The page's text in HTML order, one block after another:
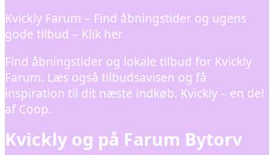
Kvickly Farum – Find åbningstider og ugens
gode tilbud – Klik her
Find åbningstider og lokale tilbud for Kvickly
Farum. Læs også tilbudsavisen og få
inspiration til dit næste indkøb. Kvickly – en del
af Coop.
Kvickly og på Farum Bytorv